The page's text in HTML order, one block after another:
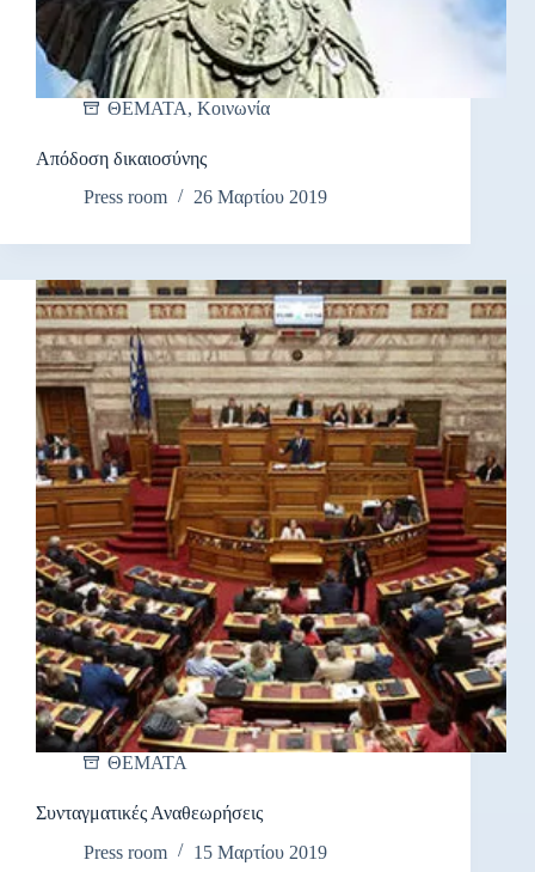
ΘΕΜΑΤΑ, Κοινωνία
Απόδοση δικαιοσύνης
Press room
26 Μαρτίου 2019
ΘΕΜΑΤΑ
Συνταγματικές Αναθεωρήσεις
Press room
15 Μαρτίου 2019